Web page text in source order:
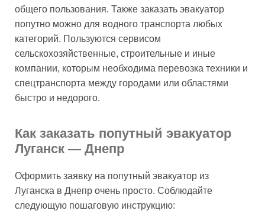
общего пользования. Также заказать эвакуатор
попутно можно для водного транспорта любых
категорий. Пользуются сервисом
сельскохозяйственные, строительные и иные
компании, которым необходима перевозка техники и
спецтранспорта между городами или областями
быстро и недорого.
Как заказать попутный эвакуатор
Луганск — Днепр
Оформить заявку на попутный эвакуатор из
Луганска в Днепр очень просто. Соблюдайте
следующую пошаговую инструкцию: